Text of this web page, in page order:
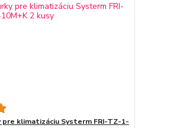
pre klimatizáciu Systerm FRI-TZ-1-